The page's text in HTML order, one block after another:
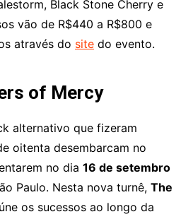
Black Stone Cherry e
vão de R$440 a R$800 e
através do sitedo evento.
of Mercy
alternativo que fizeram
oitenta desembarcam no
no dia 16 de setembro
Paulo. Nesta nova turnê, The
os sucessos ao longo da